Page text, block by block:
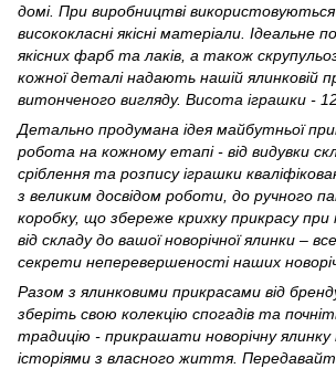
домі. При виробництві
висококласні якісні матеріали. Ідеальне
якісних фарб та лаків, а також
кожної деталі надають нашій ялинковій
витонченого вигляду. Висота іграшки -
Детально продумана ідея майбутньої
робота на кожному етапі - від видувки
сріблення та розпису іграшки
з великим досвідом роботи, до ручного
коробку, що збереже крихку прикрасу
від складу до вашої новорічної ялинки –
секрети неперевершеності наших
Разом з ялинковими прикрасами від бренду
зберіть свою колекцію спогадів та
традицію - прикрашати новорічну ялинку
історіями з власного життя.